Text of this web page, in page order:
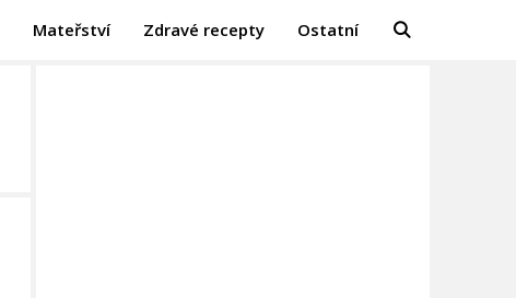
Mateřství Zdravé recepty Ostatní